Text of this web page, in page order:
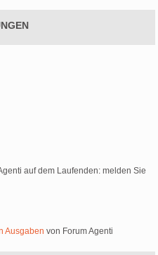
auf dem Laufenden: melden Sie
Ausgaben von Forum Agenti